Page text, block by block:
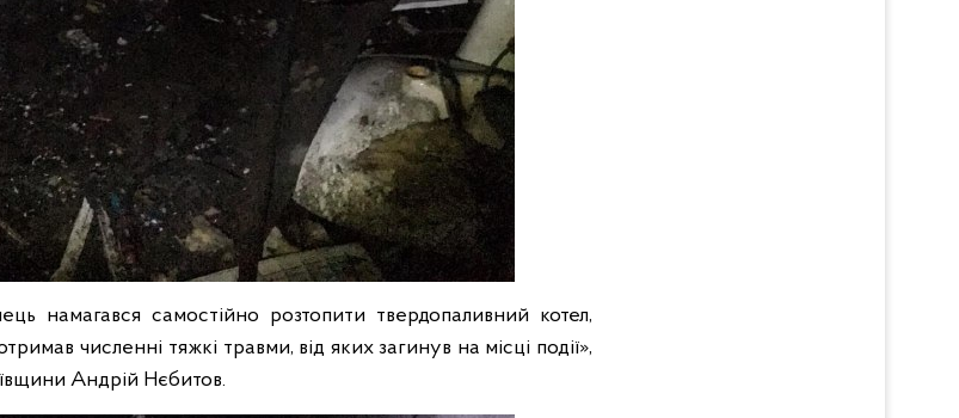
намагався самостійно розтопити твердопаливний котел,
численні тяжкі травми, від яких загинув на місці події»,
Андрій Нєбитов.